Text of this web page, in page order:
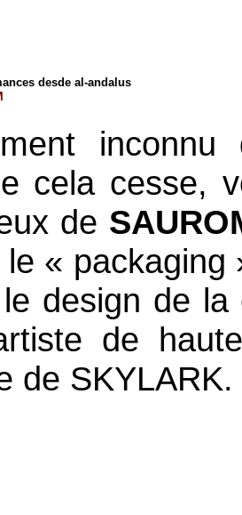
desde al-andalus
cela cesse,
de
le «
design de
de
de SKYLARK.